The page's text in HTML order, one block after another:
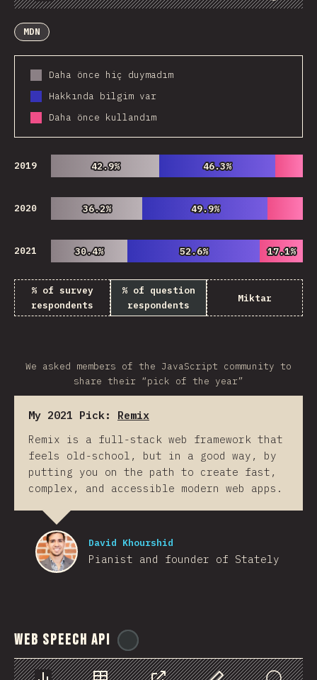
Chart Data Share Customize Data
Comments
MDN
Daha önce hiç duymadım
Hakkında bilgim var
Daha önce kullandım
2019 42.9%
42.9% 46.3%
46.3%
2020 36.2%
36.2% 49.9%
49.9%
2021 30.4%
30.4% 52.6%
52.6% 17.1%
17.1%
% of survey
respondents
% of question
respondents
Miktar
We asked members of the JavaScript community to
share their “pick of the year”
My 2021 Pick: Remix
Remix is a full-stack web framework that
feels old-school, but in a good way, by
putting you on the path to create fast,
complex, and accessible modern web apps.
David Khourshid
Pianist and founder of Stately
Web Speech API